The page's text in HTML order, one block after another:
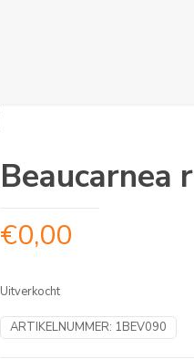
Beaucarnea
€0,00
Uitverkocht
ARTIKELNUMMER: 1BEV090